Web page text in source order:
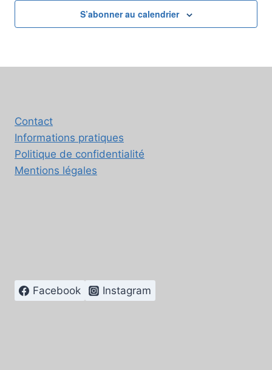
S’abonner au calendrier
Contact
Informations pratiques
Politique de confidentialité
Mentions légales
Facebook Instagram